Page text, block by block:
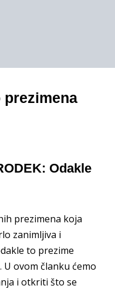
Odakle
prezimena koja
zanimljiva i
to prezime
ovom članku ćemo
i otkriti što se